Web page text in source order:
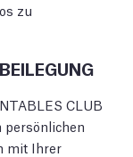
zu
CLUB
persönlichen
mit Ihrer